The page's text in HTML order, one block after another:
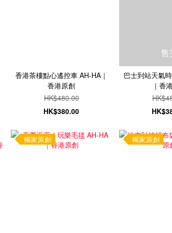
香港茶樓點心遙控車 AH-HA｜
香港原創
HK$480.00
HK$380.00
巴士到站天氣
｜香
獨家原創 獨家原創